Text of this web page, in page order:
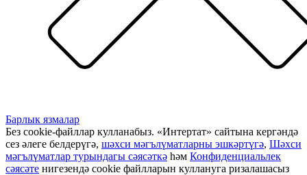
Барлык язмалар
Без cookie-файллар кулланабыз. «Интертат» сайтына кергәндә
сез әлеге белдерүгә, шәхси мәгълүматларны эшкәртүгә, Шәхси
мәгълүматлар турындагы сәясәткә һәм Конфиденциальлек
сәясәте нигезендә cookie файлларын куллануга ризалашасыз